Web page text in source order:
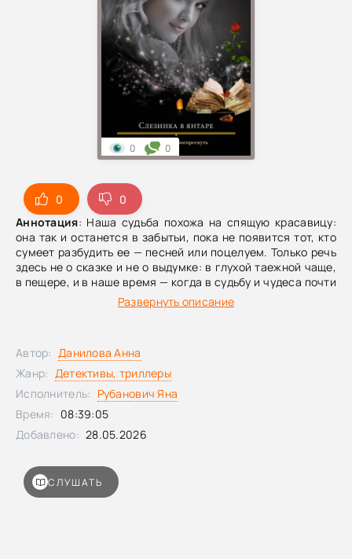
0
0
Аннотация: Наша судьба похожа на спящую красавицу:
она так и останется в забытьи, пока не появится тот, кто
сумеет разбудить ее — песней или поцелуем. Только речь
здесь не о сказке и не о выдумке: в глухой таежной чаще,
в пещере, и в наше время — когда в судьбу и чудеса почти
никто не верит, — можно отыскать самую настоящую
«мертвую царевну». Но что чувствует та, которая сама ни
предназначения и становиться слезинкой, навсегда
застывшей в янтаре?..
Развернуть описание
0 0
СЛУШАТЬ
Автор: Данилова Анна
Жанр: Детективы, триллеры
Исполнитель: Рубанович Яна
Время: 08:39:05
Добавлено: 28.05.2026